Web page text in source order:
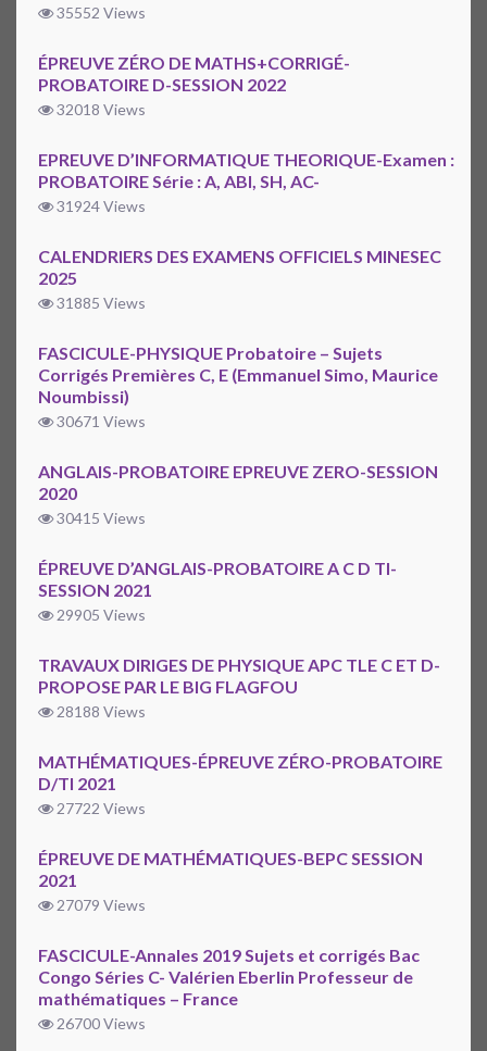
35552 Views
ÉPREUVE ZÉRO DE MATHS+CORRIGÉ-
PROBATOIRE D-SESSION 2022
32018 Views
EPREUVE D’INFORMATIQUE THEORIQUE-Examen :
PROBATOIRE Série : A, ABI, SH, AC-
31924 Views
CALENDRIERS DES EXAMENS OFFICIELS MINESEC
2025
31885 Views
FASCICULE-PHYSIQUE Probatoire – Sujets
Corrigés Premières C, E (Emmanuel Simo, Maurice
Noumbissi)
30671 Views
ANGLAIS-PROBATOIRE EPREUVE ZERO-SESSION
2020
30415 Views
ÉPREUVE D’ANGLAIS-PROBATOIRE A C D TI-
SESSION 2021
29905 Views
TRAVAUX DIRIGES DE PHYSIQUE APC TLE C ET D-
PROPOSE PAR LE BIG FLAGFOU
28188 Views
MATHÉMATIQUES-ÉPREUVE ZÉRO-PROBATOIRE
D/TI 2021
27722 Views
ÉPREUVE DE MATHÉMATIQUES-BEPC SESSION
2021
27079 Views
FASCICULE-Annales 2019 Sujets et corrigés Bac
Congo Séries C- Valérien Eberlin Professeur de
mathématiques – France
26700 Views